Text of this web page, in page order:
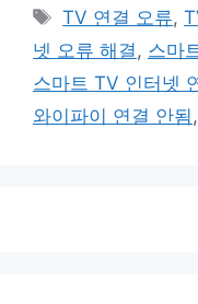
태
그
TV 연결 오류,
넷 오류 해결 , 스마
스마트 TV 인터넷
와이파이 연결 안됨 ,